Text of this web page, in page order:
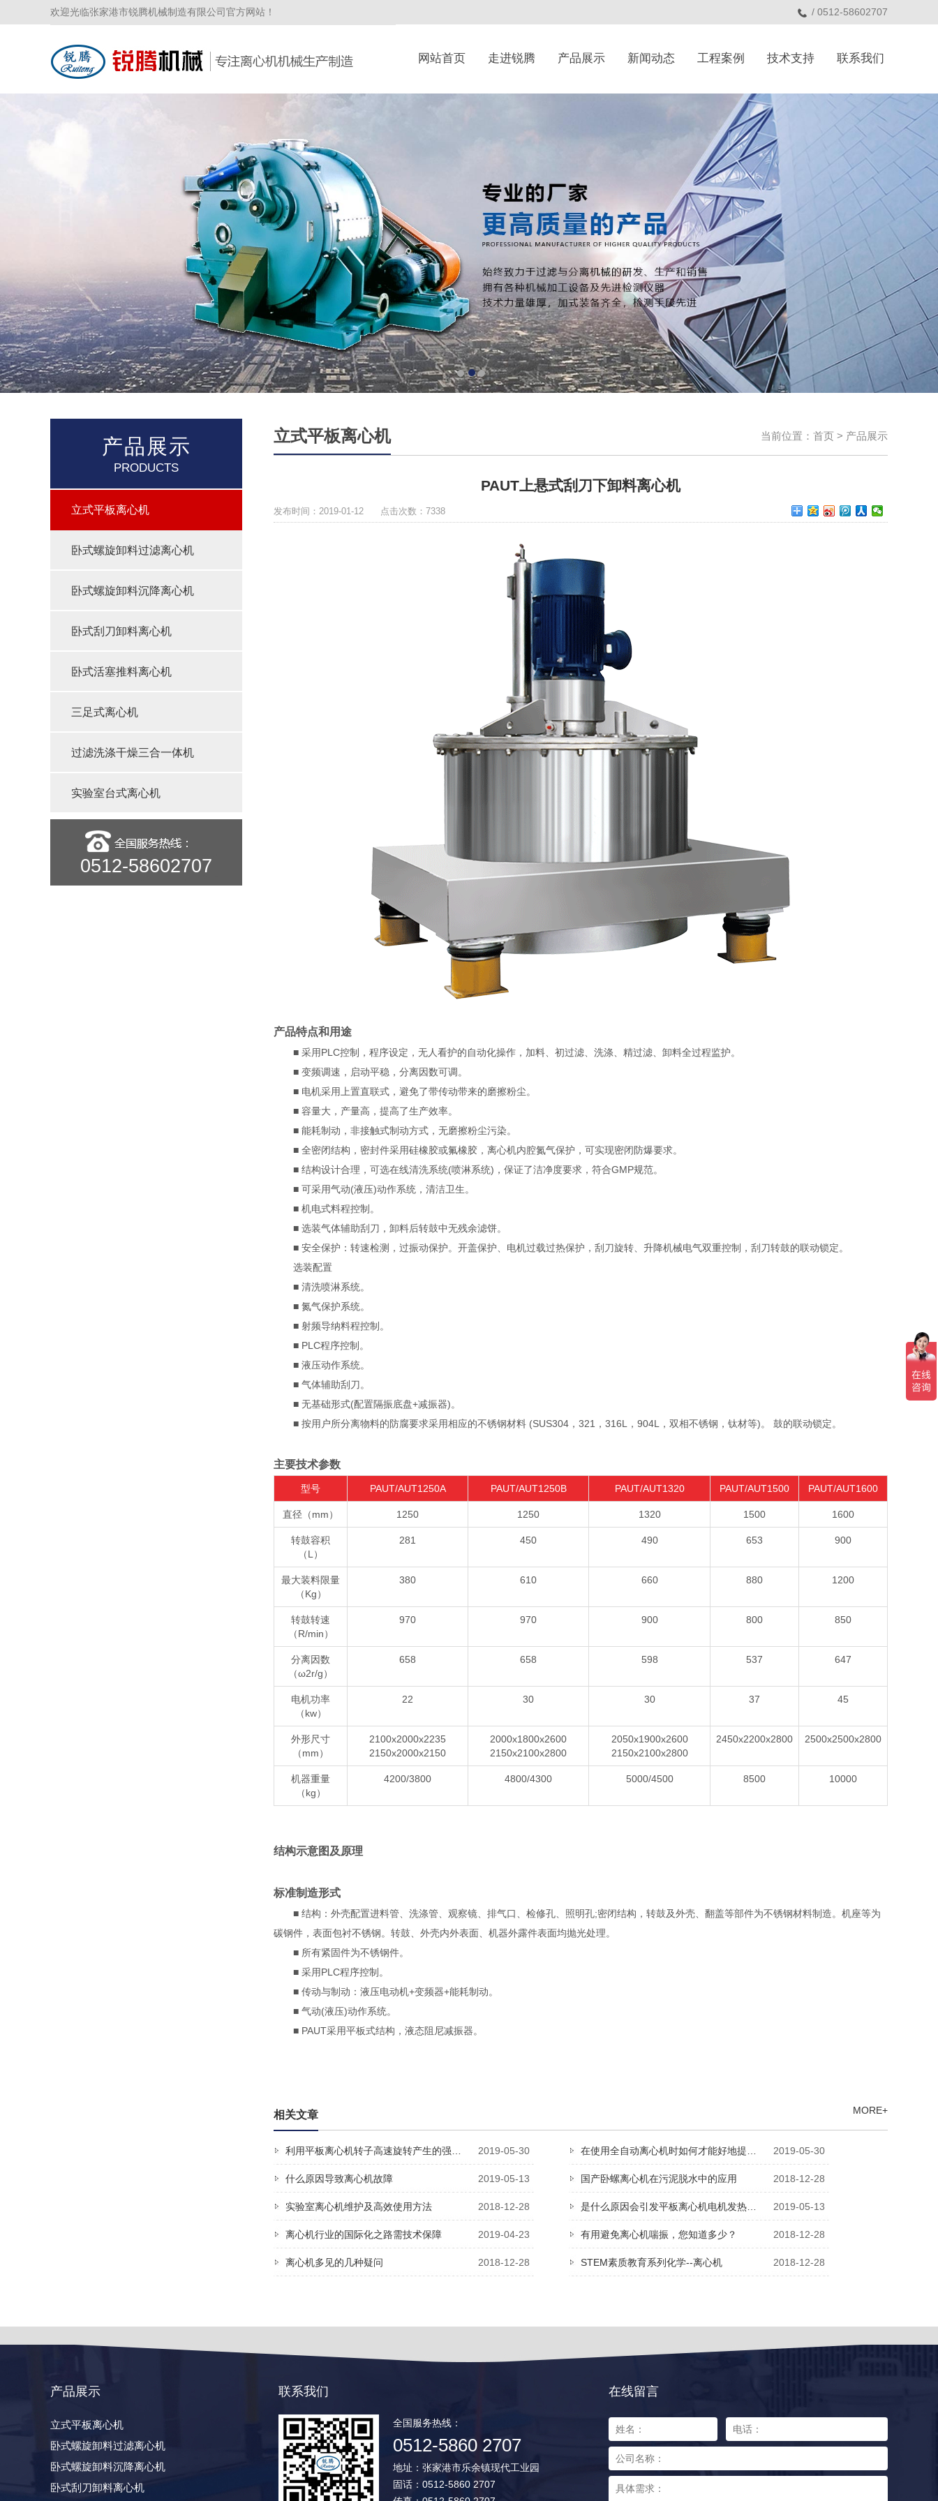
欢迎光临张家港市锐腾机械制造有限公司官方网站！ / 0512-58602707
网站首页 走进锐腾 产品展示 新闻动态 工程案例 技术支持 联系我们
1 2 3
产品展示
PRODUCTS
立式平板离心机
卧式螺旋卸料过滤离心机
卧式螺旋卸料沉降离心机
卧式刮刀卸料离心机
卧式活塞推料离心机
三足式离心机
过滤洗涤干燥三合一体机
实验室台式离心机
0512-58602707
立式平板离心机 当前位置： 首页 > 产品展示
PAUT上悬式刮刀下卸料离心机
发布时间：2019-01-12 点击次数：7338
产品特点和用途
■ 采用PLC控制，程序设定，无人看护的自动化操作，加料、初过滤、洗涤、精过滤、卸料全过程监护。
■ 变频调速，启动平稳，分离因数可调。
■ 电机采用上置直联式，避免了带传动带来的磨擦粉尘。
■ 容量大，产量高，提高了生产效率。
■ 能耗制动，非接触式制动方式，无磨擦粉尘污染。
■ 全密闭结构，密封件采用硅橡胶或氟橡胶，离心机内腔氮气保护，可实现密闭防爆要求。
■ 结构设计合理，可选在线清洗系统(喷淋系统)，保证了洁净度要求，符合GMP规范。
■ 可采用气动(液压)动作系统，清洁卫生。
■ 机电式料程控制。
■ 选装气体辅助刮刀，卸料后转鼓中无残余滤饼。
■ 安全保护：转速检测，过振动保护。开盖保护、电机过载过热保护，刮刀旋转、升降机械电气双重控制，刮刀转鼓的联动锁定。
选装配置
■ 清洗喷淋系统。
■ 氮气保护系统。
■ 射频导纳料程控制。
■ PLC程序控制。
■ 液压动作系统。
■ 气体辅助刮刀。
■ 无基础形式(配置隔振底盘+减振器)。
■ 按用户所分离物料的防腐要求采用相应的不锈钢材料 (SUS304，321，316L，904L，双相不锈钢，钛材等)。 鼓的联动锁定。
主要技术参数
型号 PAUT/AUT1250A PAUT/AUT1250B PAUT/AUT1320 PAUT/AUT1500 PAUT/AUT1600
直径（mm） 1250 1250 1320 1500 1600
转鼓容积
（L）
281 450 490 653 900
最大装料限量
（Kg）
380 610 660 880 1200
转鼓转速
（R/min）
970 970 900 800 850
分离因数
（ω2r/g）
658 658 598 537 647
电机功率
（kw）
22 30 30 37 45
外形尺寸
（mm）
2100x2000x2235
2150x2000x2150
2000x1800x2600
2150x2100x2800
2050x1900x2600
2150x2100x2800
2450x2200x2800 2500x2500x2800
机器重量
（kg）
4200/3800 4800/4300 5000/4500 8500 10000
结构示意图及原理
标准制造形式
■ 结构：外壳配置进料管、洗涤管、观察镜、排气口、检修孔、照明孔;密闭结构，转鼓及外壳、翻盖等部件为不锈钢材料制造。机座等为
碳钢件，表面包衬不锈钢。转鼓、外壳内外表面、机器外露件表面均抛光处理。
■ 所有紧固件为不锈钢件。
■ 采用PLC程序控制。
■ 传动与制动：液压电动机+变频器+能耗制动。
■ 气动(液压)动作系统。
■ PAUT采用平板式结构，液态阻尼减振器。
相关文章 MORE+
利用平板离心机转子高速旋转产生的强… 2019-05-30 在使用全自动离心机时如何才能好地提… 2019-05-30
什么原因导致离心机故障 2019-05-13 国产卧螺离心机在污泥脱水中的应用 2018-12-28
实验室离心机维护及高效使用方法 2018-12-28 是什么原因会引发平板离心机电机发热… 2019-05-13
离心机行业的国际化之路需技术保障 2019-04-23 有用避免离心机喘振，您知道多少？ 2018-12-28
离心机多见的几种疑问 2018-12-28 STEM素质教育系列化学--离心机 2018-12-28
产品展示
立式平板离心机
卧式螺旋卸料过滤离心机
卧式螺旋卸料沉降离心机
卧式刮刀卸料离心机
联系我们
全国服务热线：
0512-5860 2707
地址：张家港市乐余镇现代工业园
固话：0512-5860 2707
在线留言